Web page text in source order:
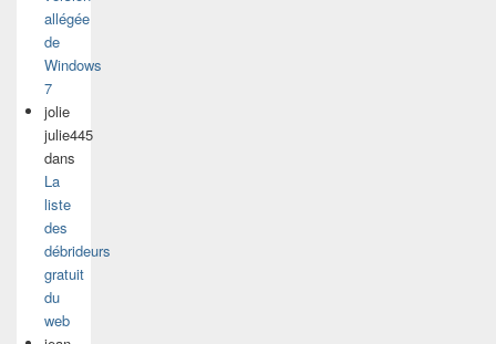
allégée
de
Windows
7
jolie
julie445
dans
La
liste
des
débrideurs
gratuit
du
web